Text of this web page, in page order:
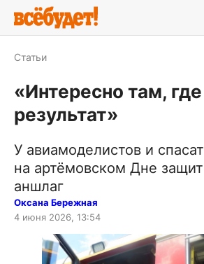
Статьи
«Интересно там,
результат»
У авиамоделистов и
на артёмовском Дне
аншлаг
Оксана Бережная
4 июня 2026, 13:54